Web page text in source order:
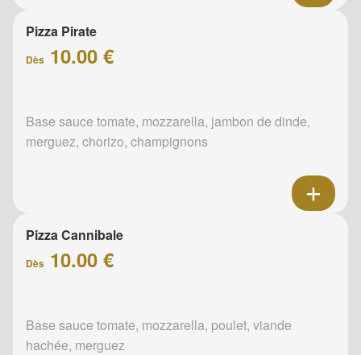
Pizza Pirate
Dès 10.00 €
Base sauce tomate, mozzarella, jambon de dinde,
merguez, chorizo, champignons
Pizza Cannibale
Dès 10.00 €
Base sauce tomate, mozzarella, poulet, viande
hachée, merguez